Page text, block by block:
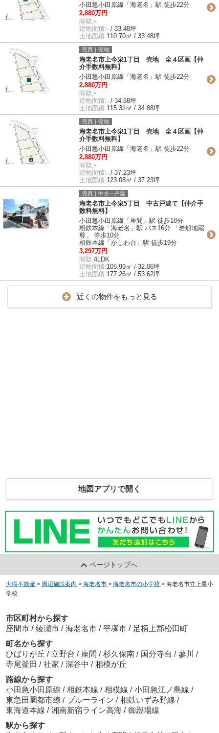
小田急小田原線「海老名」駅 徒歩22分
2,880万円
間取:-
建物面積:- / 33.48坪
土地面積:110.70㎡ / 33.48坪
売買｜売地
海老名市上今泉1丁目 売地 全４区画【仲
介手数料無料】
小田急小田原線「海老名」駅 徒歩22分
2,880万円
間取:-
建物面積:- / 34.88坪
土地面積:115.31㎡ / 34.88坪
売買｜売地
海老名市上今泉1丁目 売地 全４区画【仲
介手数料無料】
小田急小田原線「海老名」駅 徒歩22分
2,880万円
間取:-
建物面積:- / 37.23坪
土地面積:123.08㎡ / 37.23坪
売買｜中古一戸建
海老名市上今泉5丁目 中古戸建て【仲介手
数料無料】
小田急小田原線「座間」駅 徒歩18分
相鉄本線「海老名」駅 バス16分 「岩船地蔵
尊」 停歩10分
相鉄本線「かしわ台」駅 徒歩19分
3,297万円
間取:4LDK
建物面積:105.99㎡ / 32.06坪
土地面積:177.26㎡ / 53.62坪
近くの物件をもっと見る
地図アプリで開く
ページトップへ
大樹不動産 > 周辺施設案内 > 海老名市 > 海老名市の小学校 > 海老名市立上星小
学校
市区町村から探す
座間市 / 綾瀬市 / 海老名市 / 平塚市 / 足柄上郡松田町
町名から探す
ひばりが丘 / 立野台 / 座間 / 杉久保南 / 国分寺台 / 蓼川 /
寺尾釜田 / 社家 / 深谷中 / 相模が丘
路線から探す
小田急小田原線 / 相鉄本線 / 相模線 / 小田急江ノ島線 /
東急田園都市線 / ブルーライン / 相鉄いずみ野線 /
東海道本線 / 湘南新宿ライン高海 / 御殿場線
駅から探す